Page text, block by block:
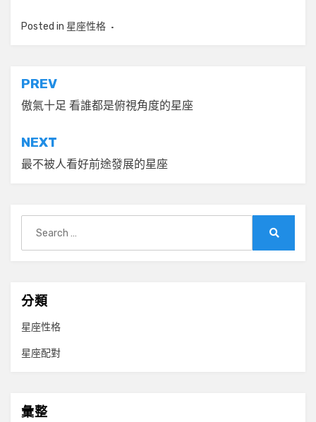
Posted in 星座性格
文
章
導
覽
PREV
傲氣十足 看誰都是俯視角度的星座
NEXT
最不被人看好前途發展的星座
for:
分類
星座性格
星座配對
彙整